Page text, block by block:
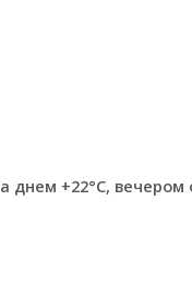
+22°С, вечером